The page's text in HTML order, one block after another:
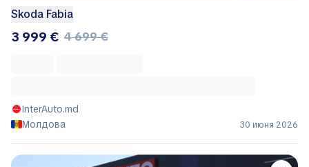
Skoda Fabia
3 999 € 4 699 €
InterAuto.md
Молдова
30 июня 2026